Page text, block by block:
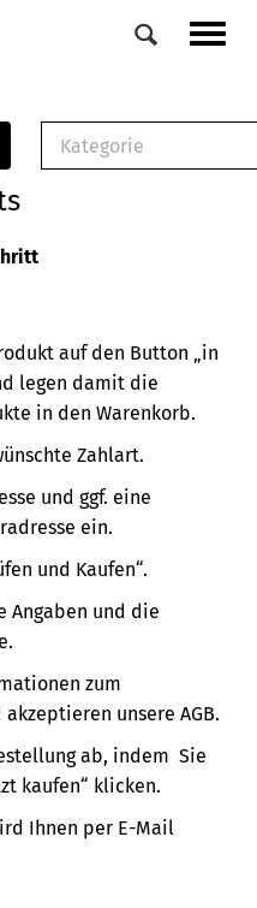
Veranstaltungen
Kategorie
Buch
auf den Button „in
legen damit die
in den Warenkorb.
Zahlart.
und ggf. eine
ein.
und Kaufen“.
Angaben und die
zum
unsere AGB.
ab, indem Sie
kaufen“ klicken.
Ihnen per E-Mail